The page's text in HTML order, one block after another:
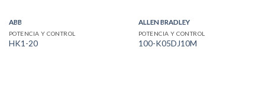
ABB
POTENCIA Y CONTROL
HK1-20
ALLEN BRADLEY
POTENCIA Y CONTROL
100-K05DJ10M